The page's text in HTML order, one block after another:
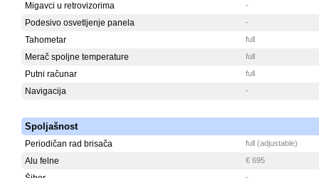
Migavci u retrovizorima -
Podesivo osvetljenje panela -
Tahometar full
Merač spoljne temperature full
Putni računar full
Navigacija -
Spoljašnost
Periodičan rad brisača full (adjustable)
Alu felne € 695